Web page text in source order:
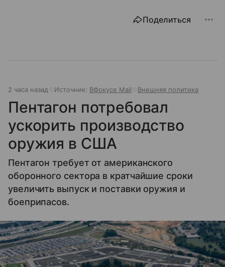
Поделиться
2 часа назад Источник: ВФокусе Mail Внешняя политика
Пентагон потребовал
ускорить производство
оружия в США
Пентагон требует от американского
оборонного сектора в кратчайшие сроки
увеличить выпуск и поставки оружия и
боеприпасов.